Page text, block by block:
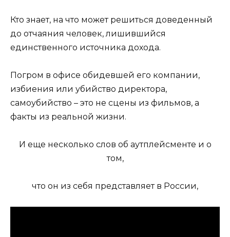
Кто знает, на что может решиться доведенный
до отчаяния человек, лишившийся
единственного источника дохода.
Погром в офисе обидевшей его компании,
избиения или убийство директора,
самоубийство – это не сцены из фильмов, а
факты из реальной жизни.
И еще несколько слов об аутплейсменте и о
том,
что он из себя представляет в России,